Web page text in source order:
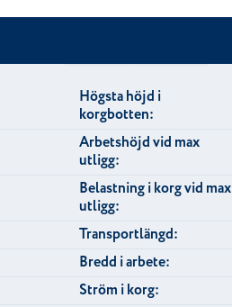
Högsta höjd i
korgbotten:
Arbetshöjd vid max
utligg:
Belastning i korg vid max
utligg:
Transportlängd:
Bredd i arbete:
Ström i korg: